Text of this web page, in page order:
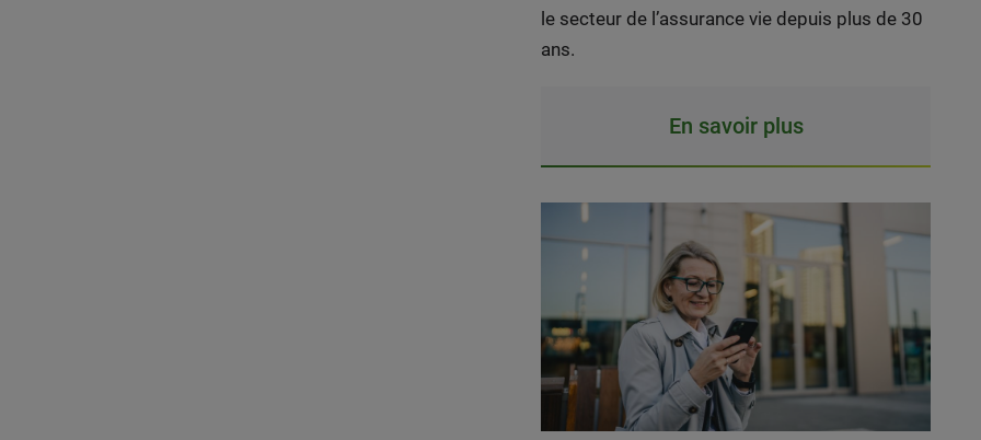
le secteur de l’assurance vie depuis plus de 30
ans.
En savoir plus